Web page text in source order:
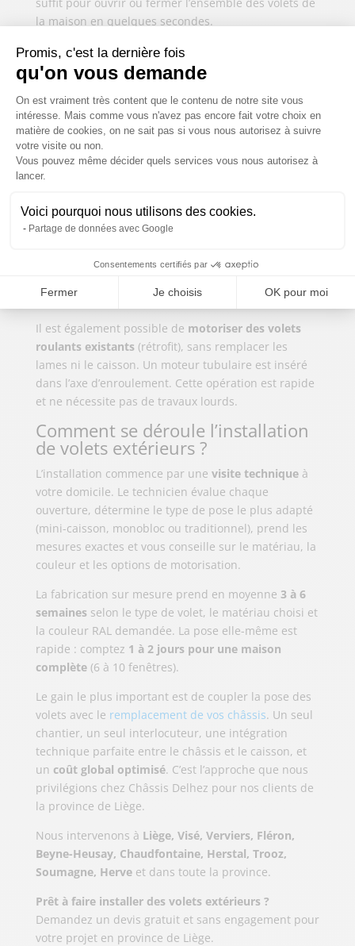
Promis, c'est la dernière fois
qu'on vous demande
Plateforme de Gestion du
On est vraiment très content que le contenu de notre site vous
intéresse. Mais comme vous n'avez pas encore fait votre choix en
matière de cookies, on ne sait pas si vous nous autorisez à suivre
votre visite ou non.
Vous pouvez même décider quels services vous nous autorisez à
lancer.
Voici pourquoi nous utilisons des cookies.
Partage de données avec Google
Consentements certifiés par
Fermer Je choisis OK pour moi
Axeptio consent
la maison en quelques secondes.
Au-delà du confort, la motorisation apporte un vrai
gain ensécurité . Vous pouvez programmer vos
heures fixes, même en votre absence. Cette
simulation de présence est un moyen simple et
efficace de décourager les tentatives d’intrusion.
Plusieurs niveaux d’équipement sont possibles.
La télécommande permet un pilotage à distance
dans la maison. Lacentralisation
domotiqueintègre les volets à votre maison
scénarios automatisés.
Il est également possible de motoriser des volets
roulants existants (rétrofit), sans remplacer les
lames ni le caisson. Un moteur tubulaire est inséré
dans l’axe d’enroulement. Cette opération est rapide
et ne nécessite pas de travaux lourds.
Comment se déroule l’installation
de volets extérieurs ?
L’installation commence par une visite techniqueà
votre domicile. Le technicien évalue chaque
ouverture, détermine le type de pose le plus adapté
(mini-caisson, monobloc ou traditionnel), prend les
mesures exactes et vous conseille sur le matériau, la
couleur et les options de motorisation.
La fabrication sur mesure prend en moyenne 3 à 6
semaines selon le type de volet, le matériau choisi et
la couleur RAL demandée. La pose elle-même est
rapide : comptez 1 à 2 jours pour une maison
complète(6 à 10 fenêtres).
Le gain le plus important est de coupler la pose des
volets avec le remplacement de vos châssis. Un seul
chantier, un seul interlocuteur, une intégration
technique parfaite entre le châssis et le caisson, et
un coût global optimisé. C’est l’approche que nous
privilégions chez Châssis Delhez pour nos clients de
la province de Liège.
Nous intervenons à Liège, Visé, Verviers, Fléron,
Beyne-Heusay, Chaudfontaine, Herstal, Trooz,
Soumagne, Herveet dans toute la province.
Prêt à faire installer des volets extérieurs ?
Demandez un devis gratuit et sans engagement pour
votre projet en province de Liège.